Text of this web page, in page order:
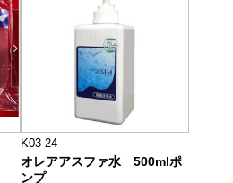
K03-24
オレアアスファ水 500mlポ
ンプ